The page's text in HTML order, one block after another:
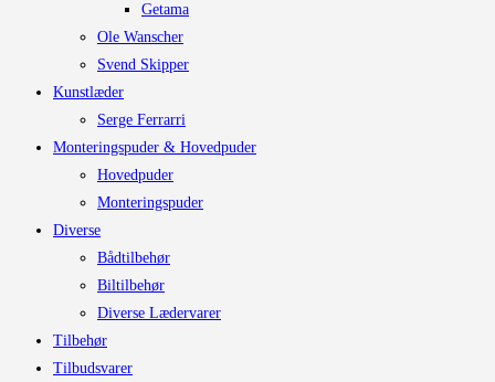
Getama
Ole Wanscher
Svend Skipper
Kunstlæder
Serge Ferrarri
Monteringspuder & Hovedpuder
Hovedpuder
Monteringspuder
Diverse
Bådtilbehør
Biltilbehør
Diverse Lædervarer
Tilbehør
Tilbudsvarer